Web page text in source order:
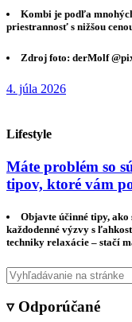
Kombi je podľa
priestrannosť s nižšou
Zdroj foto: derMolf
4. júla 2026
Lifestyle
Máte problém so
tipov, ktoré vám
Objavte účinné tipy,
každodenné výzvy s
techniky relaxácie – stačí
▿ Odporúčané